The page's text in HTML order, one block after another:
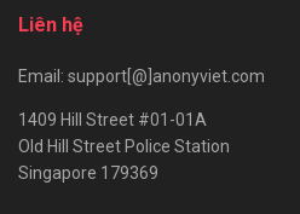
Liên hệ
Email: support[@]anonyviet.com
1409 Hill Street #01-01A
Old Hill Street Police Station
Singapore 179369